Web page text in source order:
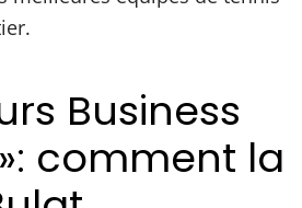
Business
comment la